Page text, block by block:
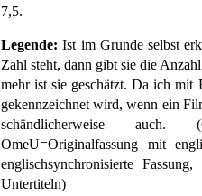
7,5.
Legende: Ist im Grunde selbst
Zahl steht, dann gibt sie die
mehr ist sie geschätzt. Da ich mit
gekennzeichnet wird, wenn ein
schändlicherweise auch.
OmeU=Originalfassung mit
englischsynchronisierte
Untertiteln)